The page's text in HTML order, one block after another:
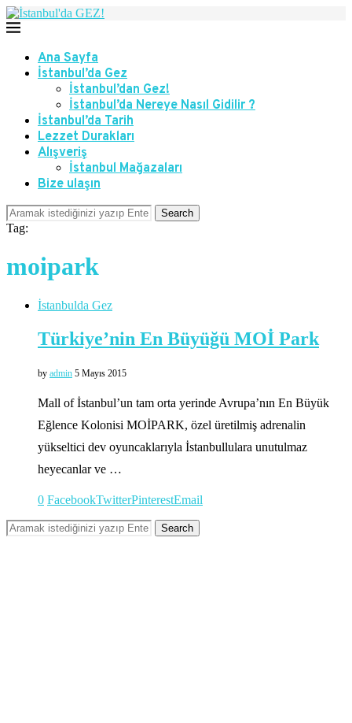
Ana Sayfa
İstanbul’da Gez
İstanbul’dan Gez!
İstanbul’da Nereye Nasıl Gidilir ?
İstanbul’da Tarih
Lezzet Durakları
Alışveriş
İstanbul Mağazaları
Bize ulaşın
Search
Tag:
moipark
İstanbulda Gez
Türkiye’nin En Büyüğü MOİ Park
by admin 5 Mayıs 2015
Mall of İstanbul’un tam orta yerinde Avrupa’nın En Büyük
Eğlence Kolonisi MOİPARK, özel üretilmiş adrenalin
yükseltici dev oyuncaklarıyla İstanbullulara unutulmaz
heyecanlar ve …
0 FacebookTwitterPinterestEmail